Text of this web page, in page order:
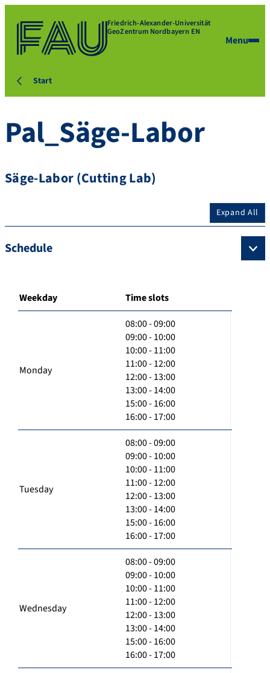
Friedrich-Alexander-Universität
GeoZentrum Nordbayern EN
Menu
Start
Pal_Säge-Labor
Säge-Labor (Cutting Lab)
Expand All
Schedule
Weekday Time slots
Monday
08:00 - 09:00
09:00 - 10:00
10:00 - 11:00
11:00 - 12:00
12:00 - 13:00
13:00 - 14:00
15:00 - 16:00
16:00 - 17:00
Tuesday
08:00 - 09:00
09:00 - 10:00
10:00 - 11:00
11:00 - 12:00
12:00 - 13:00
13:00 - 14:00
15:00 - 16:00
16:00 - 17:00
Wednesday
08:00 - 09:00
09:00 - 10:00
10:00 - 11:00
11:00 - 12:00
12:00 - 13:00
13:00 - 14:00
15:00 - 16:00
16:00 - 17:00